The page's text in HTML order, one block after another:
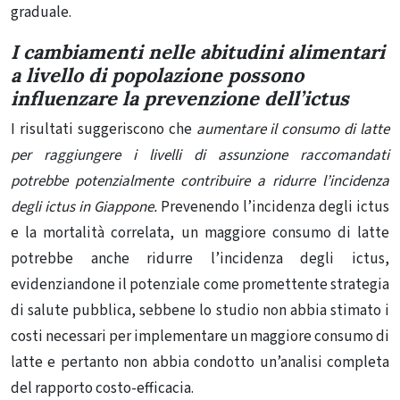
graduale.
I cambiamenti nelle abitudini alimentari
a livello di popolazione possono
influenzare la prevenzione dell’ictus
I risultati suggeriscono cheaumentare il consumo di latte
per raggiungere i livelli di assunzione raccomandati
potrebbe potenzialmente contribuire a ridurre l’incidenza
degli ictus in Giappone. Prevenendo l’incidenza degli ictus
e la mortalità correlata, un maggiore consumo di latte
potrebbe anche ridurre l’incidenza degli ictus,
evidenziandone il potenziale come promettente strategia
di salute pubblica, sebbene lo studio non abbia stimato i
costi necessari per implementare un maggiore consumo di
latte e pertanto non abbia condotto un’analisi completa
del rapporto costo-efficacia.